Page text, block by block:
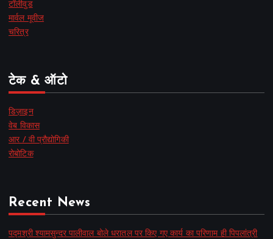
टॉलीवुड
मार्वल मूवीज
चरित्र
टेक & ऑटो
डिज़ाइन
वेब विकास
आर / वी प्रौद्योगिकी
रोबोटिक
Recent News
पद्मश्री श्यामसुन्दर पालीवाल बोले धरातल पर किए गए कार्य का परिणाम ही पिपलांत्री